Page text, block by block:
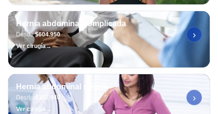
Hernia abdominal complicada
Desde$604.950
Ver cirugía→
›
Hernia abdominal simple
Desde
$352.940
Ver cirugía →
›